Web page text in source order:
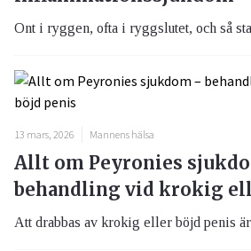
Ont i ryggen, ofta i ryggslutet, och så
13 mars, 2026 Mannens hälsa
Allt om Peyronies
behandling vid krokig
Att drabbas av krokig eller böjd penis